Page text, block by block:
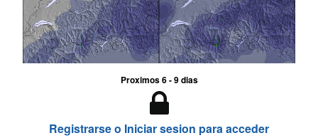
Proximos 6 - 9 dias
Registrarse o Iniciar sesion para acceder